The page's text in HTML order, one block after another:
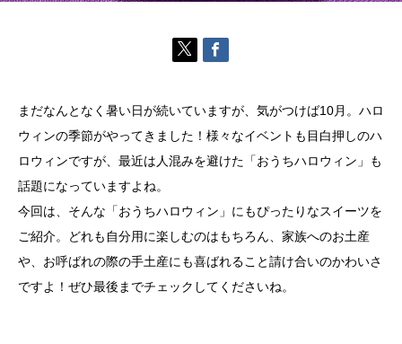
まだなんとなく暑い日が続いていますが、気がつけば10月。ハロ
ウィンの季節がやってきました！様々なイベントも目白押しのハ
ロウィンですが、最近は人混みを避けた「おうちハロウィン」も
話題になっていますよね。
今回は、そんな「おうちハロウィン」にもぴったりなスイーツを
ご紹介。どれも自分用に楽しむのはもちろん、家族へのお土産
や、お呼ばれの際の手土産にも喜ばれること請け合いのかわいさ
ですよ！ぜひ最後までチェックしてくださいね。